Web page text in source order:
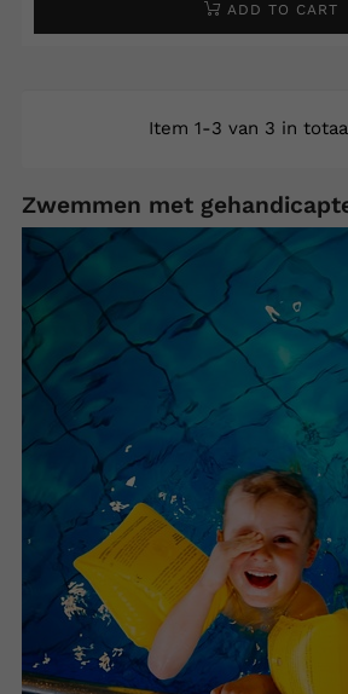
ADD TO CART
Item 1-3 van 3 in
Zwemmen met